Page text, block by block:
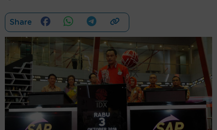
Share